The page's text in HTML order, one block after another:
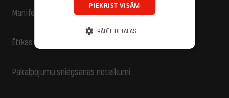
Manifests
Ētikas kodekss
Pakalpojumu sniegšanas noteikumi
PIEKRIST VISĀM
RĀDĪT DETAĻAS